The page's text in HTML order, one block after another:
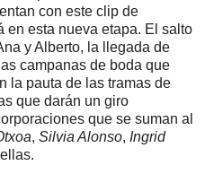
con este clip de
en esta nueva etapa. El salto
y Alberto, la llegada de
campanas de boda que
la pauta de las tramas de
que darán un giro
que se suman al
, Silvia Alonso, Ingrid